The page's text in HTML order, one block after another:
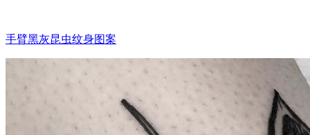
手臂黑灰昆虫纹身图案